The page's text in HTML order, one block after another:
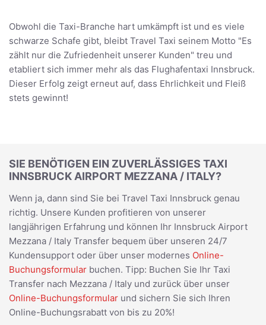
Obwohl die Taxi-Branche hart umkämpft ist und es viele
schwarze Schafe gibt, bleibt Travel Taxi seinem Motto "Es
zählt nur die Zufriedenheit unserer Kunden" treu und
etabliert sich immer mehr als das Flughafentaxi Innsbruck.
Dieser Erfolg zeigt erneut auf, dass Ehrlichkeit und Fleiß
stets gewinnt!
SIE BENÖTIGEN EIN ZUVERLÄSSIGES TAXI
INNSBRUCK AIRPORT MEZZANA / ITALY?
Wenn ja, dann sind Sie bei Travel Taxi Innsbruck genau
richtig. Unsere Kunden profitieren von unserer
langjährigen Erfahrung und können Ihr Innsbruck Airport
Mezzana / Italy Transfer bequem über unseren 24/7
Kundensupport oder über unser modernes Online-
Buchungsformular buchen. Tipp: Buchen Sie Ihr Taxi
Transfer nach Mezzana / Italy und zurück über unser
Online-Buchungsformular und sichern Sie sich Ihren
Online-Buchungsrabatt von bis zu 20%!